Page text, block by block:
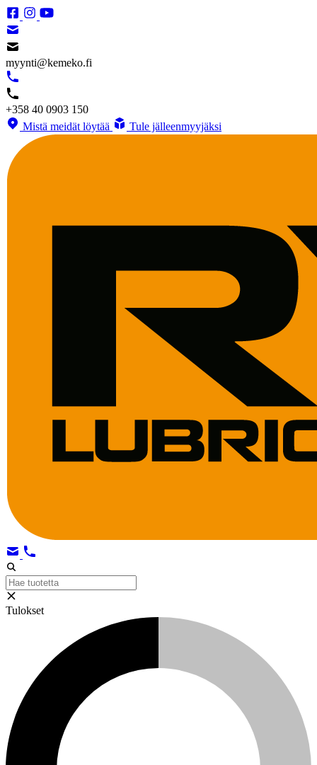
myynti@kemeko.fi
+358 40 0903 150
Mistä meidät löytää
Tule jälleenmyyjäksi
Tulokset